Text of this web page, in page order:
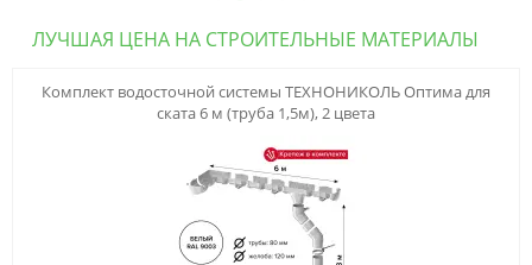
ЛУЧШАЯ ЦЕНА НА СТРОИТЕЛЬНЫЕ МАТЕРИАЛЫ
Комплект водосточной системы ТЕХНОНИКОЛЬ Оптима для
ската 6 м (труба 1,5м), 2 цвета